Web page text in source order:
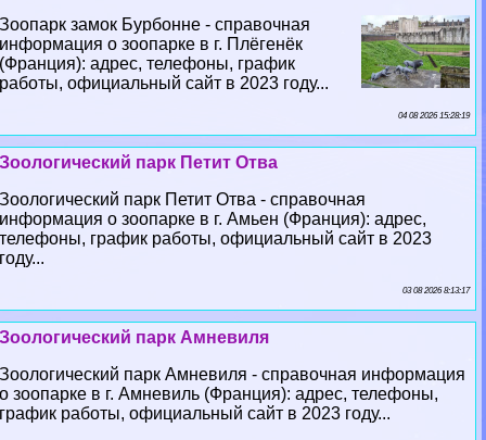
Зоопарк замок Бурбонне - справочная
информация о зоопарке в г. Плёгенёк
(Франция): адрес, телефоны, график
работы, официальный сайт в 2023 году...
04 08 2026 15:28:19
Зоологический парк Петит Отва
Зоологический парк Петит Отва - справочная
информация о зоопарке в г. Амьен (Франция): адрес,
телефоны, график работы, официальный сайт в 2023
году...
03 08 2026 8:13:17
Зоологический парк Амневиля
Зоологический парк Амневиля - справочная информация
о зоопарке в г. Амневиль (Франция): адрес, телефоны,
график работы, официальный сайт в 2023 году...